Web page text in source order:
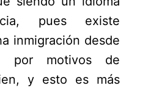
pues existe
inmigración desde
por motivos de
y esto es más